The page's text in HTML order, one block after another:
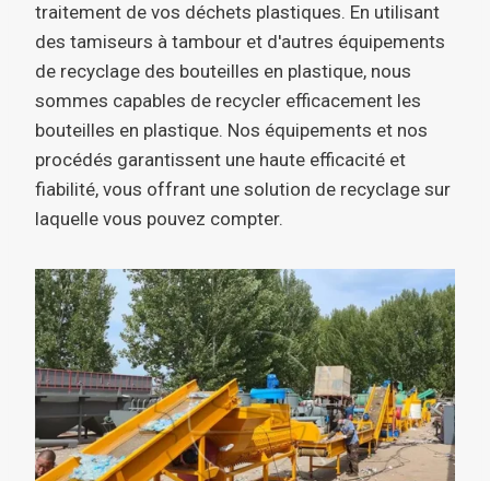
traitement de vos déchets plastiques. En utilisant
des tamiseurs à tambour et d'autres équipements
de recyclage des bouteilles en plastique, nous
sommes capables de recycler efficacement les
bouteilles en plastique. Nos équipements et nos
procédés garantissent une haute efficacité et
fiabilité, vous offrant une solution de recyclage sur
laquelle vous pouvez compter.